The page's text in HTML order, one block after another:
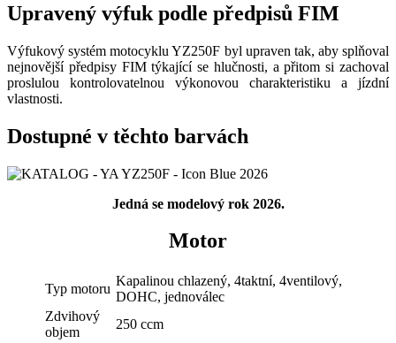
Upravený výfuk podle předpisů FIM
Výfukový systém motocyklu YZ250F byl upraven tak, aby splňoval
nejnovější předpisy FIM týkající se hlučnosti, a přitom si zachoval
proslulou kontrolovatelnou výkonovou charakteristiku a jízdní
vlastnosti.
Dostupné v těchto barvách
Jedná se modelový rok 2026.
Motor
Typ motoru
Kapalinou chlazený, 4taktní, 4ventilový,
DOHC, jednoválec
Zdvihový
objem
250 ccm